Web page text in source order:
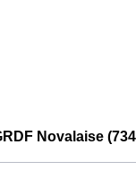
Novalaise